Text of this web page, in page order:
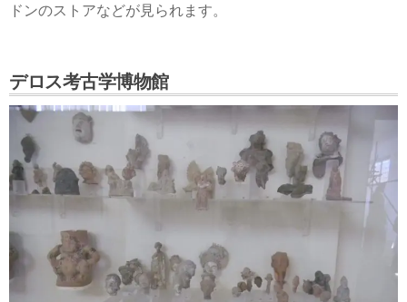
ドンのストアなどが見られます。
デロス考古学博物館